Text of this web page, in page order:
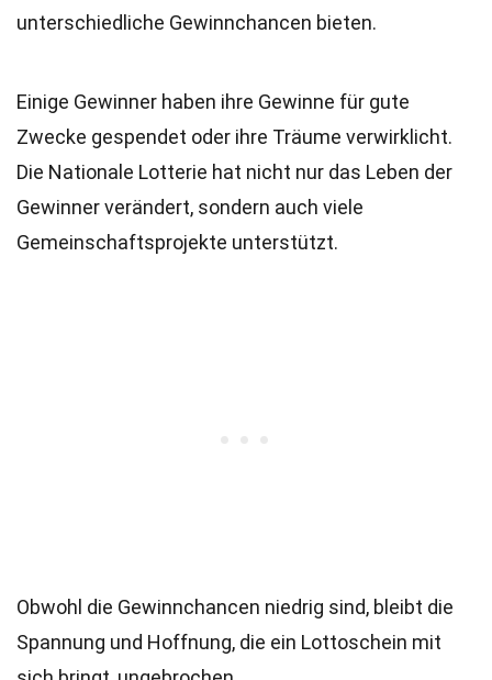
unterschiedliche Gewinnchancen bieten.
Einige Gewinner haben ihre Gewinne für gute
Zwecke gespendet oder ihre Träume verwirklicht.
Die Nationale Lotterie hat nicht nur das Leben der
Gewinner verändert, sondern auch viele
Gemeinschaftsprojekte unterstützt.
Obwohl die Gewinnchancen niedrig sind, bleibt die
Spannung und Hoffnung, die ein Lottoschein mit